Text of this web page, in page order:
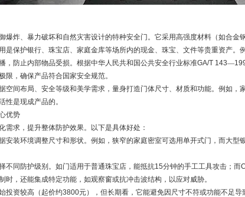
爆炸、暴力破坏和自然灾害设计的特种安全门。它采用高强度材料（如合金
是保护银行、珠宝店、家庭金库等场所内的现金、珠宝、文件等贵重资产。
，防止内部物品受损。根据中华人民共和国公共安全行业标准GA/T 143—
限，确保产品符合国家安全规范。
空间布局、安全等级和美学需求，量身打造门体尺寸、材质和功能。例如，
性是现成产品的。
优势
需求，提升整体防护效果。以下是具体好处：
安装环境调整尺寸和形状。例如，狭窄的家庭密室可选用单开式门，而大型
不同防护级别。如门适用于普通珠宝店，能抵抗15分钟的手工工具攻击；而C
时，还能集成特定功能，如观察窗或抗冲击波结构，以应对威胁。
投资较高（起价约3800元），但长期看，它能避免因尺寸不符或功能不足